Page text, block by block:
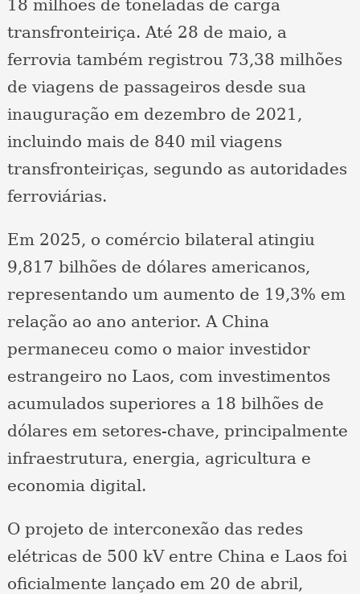
18 milhões de toneladas de carga
transfronteiriça. Até 28 de maio, a
ferrovia também registrou 73,38 milhões
de viagens de passageiros desde sua
inauguração em dezembro de 2021,
incluindo mais de 840 mil viagens
transfronteiriças, segundo as autoridades
ferroviárias.
Em 2025, o comércio bilateral atingiu
9,817 bilhões de dólares americanos,
representando um aumento de 19,3% em
relação ao ano anterior. A China
permaneceu como o maior investidor
estrangeiro no Laos, com investimentos
acumulados superiores a 18 bilhões de
dólares em setores-chave, principalmente
infraestrutura, energia, agricultura e
economia digital.
O projeto de interconexão das redes
elétricas de 500 kV entre China e Laos foi
oficialmente lançado em 20 de abril,